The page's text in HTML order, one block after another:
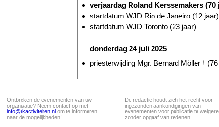
verjaardag Roland Kerssemakers (70
startdatum WJD Rio de Janeiro (12 jaar)
startdatum WJD Toronto (23 jaar)
donderdag 24 juli 2025
priesterwijding Mgr. Bernard Möller †
Ontbreken de evenementen van uw
organisatie? Neem contact op met
info@rkactiviteiten.nl om te informeren
naar de mogelijkheden!
De redactie houdt zich het recht voor
ingezonden aankondigingen van
evenementen voor publicatie te
zonder opgaaf van redenen.